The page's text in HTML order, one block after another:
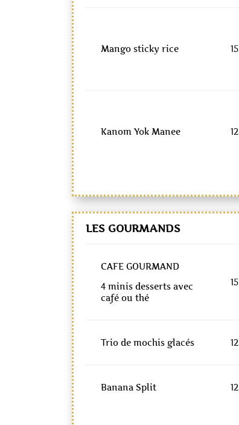
Mango sticky rice
Kanom Yok Manee
LES GOURMANDS
CAFE GOURMAND
4 minis desserts avec
café ou thé
Trio de mochis glacés
Banana Split